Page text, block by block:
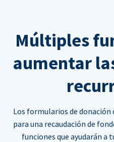
Múltiples
aumentar
Los formularios de donación
para una recaudación de
funciones que ayudarán a